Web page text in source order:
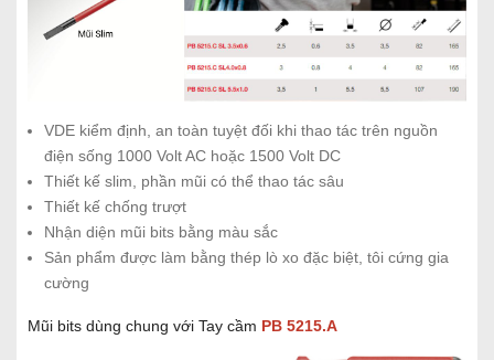
VDE kiểm định, an toàn tuyệt đối khi thao tác trên nguồn
điện sống 1000 Volt AC hoặc 1500 Volt DC
Thiết kế slim, phần mũi có thể thao tác sâu
Thiết kế chống trượt
Nhận diện mũi bits bằng màu sắc
Sản phẩm được làm bằng thép lò xo đặc biệt, tôi cứng gia
cường
Mũi bits dùng chung với Tay cầm PB 5215.A